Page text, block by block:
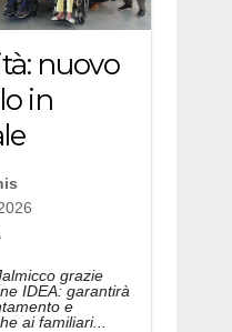
nuovo
in
grazie
IDEA: garantirà
e
ai familiari...